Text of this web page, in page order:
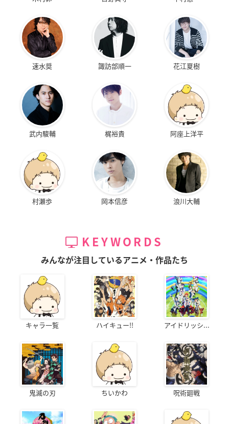
速水奨 諏訪部順一 花江夏樹
武内駿輔 梶裕貴 阿座上洋平
村瀬歩 岡本信彦 浪川大輔
KEYWORDS
みんなが注目しているアニメ・作品たち
キャラ一覧 ハイキュー!! アイドリッシ...
鬼滅の刃 ちいかわ 呪術廻戦